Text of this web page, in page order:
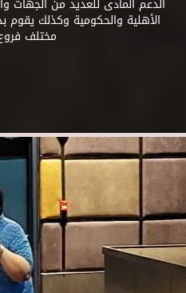
الدعم المادى للعديد من الجهات
الأهلية والحكومية وكذلك يقوم
مختلف